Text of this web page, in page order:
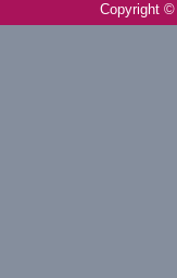
Copyright